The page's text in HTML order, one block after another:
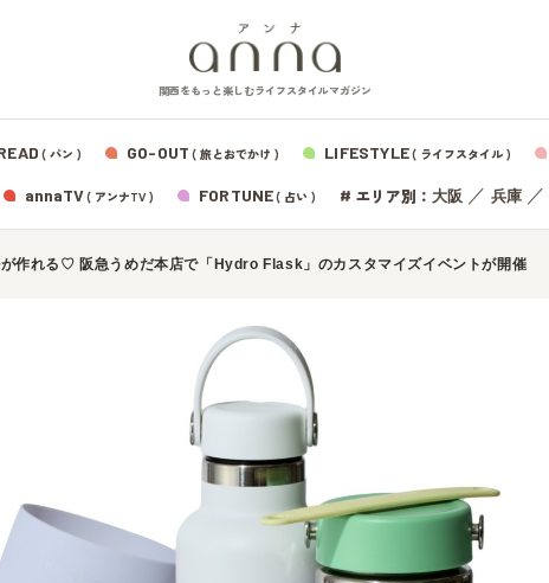
関西をもっと楽しむライフスタイルマガジン
( パン ) GO-OUT ( 旅とおでかけ ) LIFESTYLE( ライフスタイル )
annaTV( アンナTV ) FORTUNE( 占い ) # エリア別： 大阪 ／ 兵庫／
が作れる♡ 阪急うめだ本店で「Hydro Flask」のカスタマイズイベントが開催